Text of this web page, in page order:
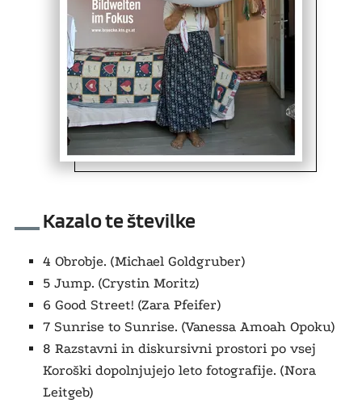
Kazalo te številke
4 Obrobje. (Michael Goldgruber)
5 Jump. (Crystin Moritz)
6 Good Street! (Zara Pfeifer)
7 Sunrise to Sunrise. (Vanessa Amoah Opoku)
8 Razstavni in diskursivni prostori po vsej
Koroški dopolnjujejo leto fotografije. (Nora
Leitgeb)